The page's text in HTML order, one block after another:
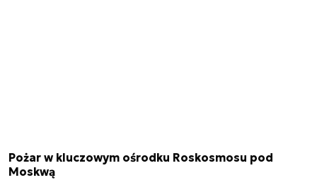
Pożar w kluczowym ośrodku Roskosmosu pod
Moskwą